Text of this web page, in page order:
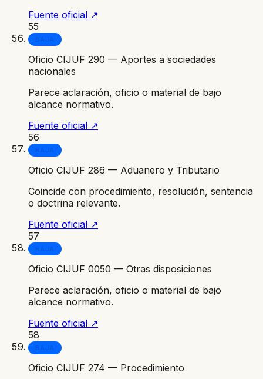
Fuente oficial ↗
55
BAJA
Oficio CIJUF 290 — Aportes a sociedades
nacionales
Parece aclaración, oficio o material de bajo
alcance normativo.
Fuente oficial ↗
56
BAJA
Oficio CIJUF 286 — Aduanero y Tributario
Coincide con procedimiento, resolución, sentencia
o doctrina relevante.
Fuente oficial ↗
57
BAJA
Oficio CIJUF 0050 — Otras disposiciones
Parece aclaración, oficio o material de bajo
alcance normativo.
Fuente oficial ↗
58
BAJA
Oficio CIJUF 274 — Procedimiento